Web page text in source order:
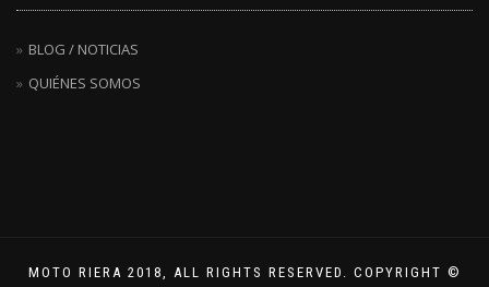
BLOG / NOTICIAS
QUIÉNES SOMOS
MOTO RIERA 2018, ALL RIGHTS RESERVED. COPYRIGHT ©